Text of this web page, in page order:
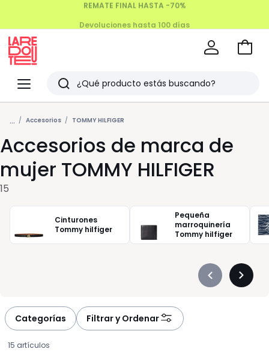
Menu
Redoute
Buscar
Últimos
artículos
vistos
Ir
... Accesorios TOMMY HILFIGER
Accesorios de marca de
mujer TOMMY HILFIGER
15
Cinturones
Tommy hilfiger
Pequeña
marroquinería
Tommy hilfiger
Précédent
Categorías Filtrar y Ordenar
15 artículos